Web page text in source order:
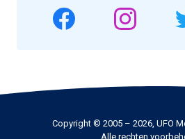
Copyright © 2005 – 2026, UFO
Alle rechten